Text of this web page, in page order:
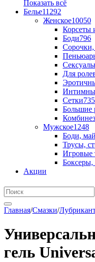
Показать всё
Белье11292
Женское10050
Корсеты
Боди796
Сорочки,
Для
Сетки735
Большие
Мужское1248
Боди,
Трусы,
Игровые
Акции
Главная/Смазки/
гель